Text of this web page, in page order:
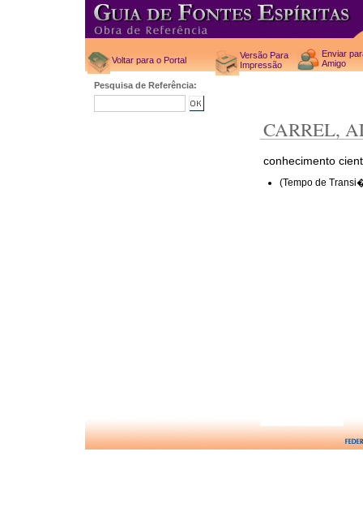
Voltar para o Portal
Versão Para
Impressão
Enviar
Amigo
Pesquisa de Referência:
CARREL,
conhecimento
(Tempo de